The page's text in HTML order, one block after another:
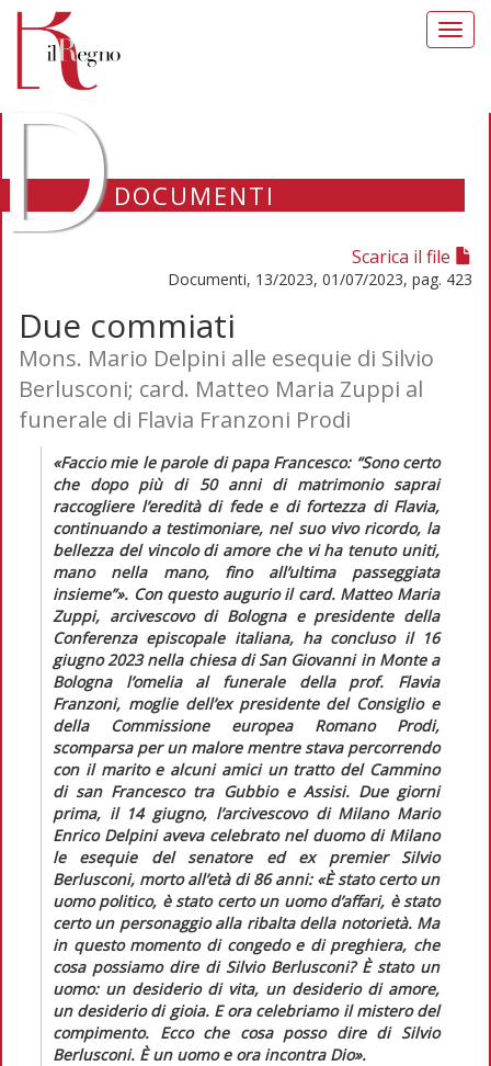
DOCUMENTI
Scarica il file
Documenti, 13/2023, 01/07/2023, pag. 423
Due commiati
Mons. Mario Delpini alle esequie di Silvio
Berlusconi; card. Matteo Maria Zuppi al
funerale di Flavia Franzoni Prodi
«Faccio mie le parole di papa Francesco: “Sono certo
che dopo più di 50 anni di matrimonio saprai
raccogliere l’eredità di fede e di fortezza di Flavia,
continuando a testimoniare, nel suo vivo ricordo, la
bellezza del vincolo di amore che vi ha tenuto uniti,
mano nella mano, fino all’ultima passeggiata
insieme”». Con questo augurio il card. Matteo Maria
Zuppi, arcivescovo di Bologna e presidente della
Conferenza episcopale italiana, ha concluso il 16
giugno 2023 nella chiesa di San Giovanni in Monte a
Bologna l’omelia al funerale della prof. Flavia
Franzoni, moglie dell’ex presidente del Consiglio e
della Commissione europea Romano Prodi,
scomparsa per un malore mentre stava percorrendo
con il marito e alcuni amici un tratto del Cammino
di san Francesco tra Gubbio e Assisi. Due giorni
prima, il 14 giugno, l’arcivescovo di Milano Mario
Enrico Delpini aveva celebrato nel duomo di Milano
le esequie del senatore ed ex premierSilvio
Berlusconi, morto all’età di 86 anni: «È stato certo un
uomo politico, è stato certo un uomo d’affari, è stato
certo un personaggio alla ribalta della notorietà. Ma
in questo momento di congedo e di preghiera, che
cosa possiamo dire di Silvio Berlusconi? È stato un
uomo: un desiderio di vita, un desiderio di amore,
un desiderio di gioia. E ora celebriamo il mistero del
compimento. Ecco che cosa posso dire di Silvio
Berlusconi. È un uomo e ora incontra Dio».